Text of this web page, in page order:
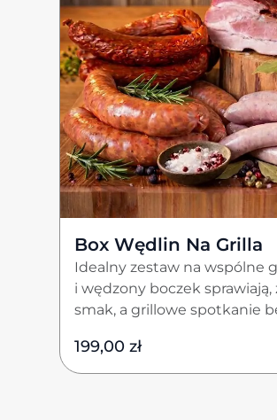
Box Wędlin Na Grilla
Idealny zestaw na wspólne
i wędzony boczek
smak, a grillowe spotkanie
199,00zł